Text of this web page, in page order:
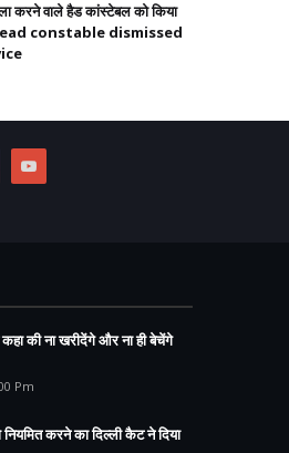
करने वाले हैड कांस्टेबल को किया
Head constable dismissed
कहा की ना खरीदेंगे और ना ही बेचेंगे
Pm
करने का दिल्ली कैट ने दिया